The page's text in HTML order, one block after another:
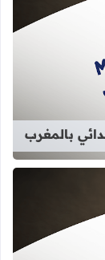
سور القرآن
بالمغرب